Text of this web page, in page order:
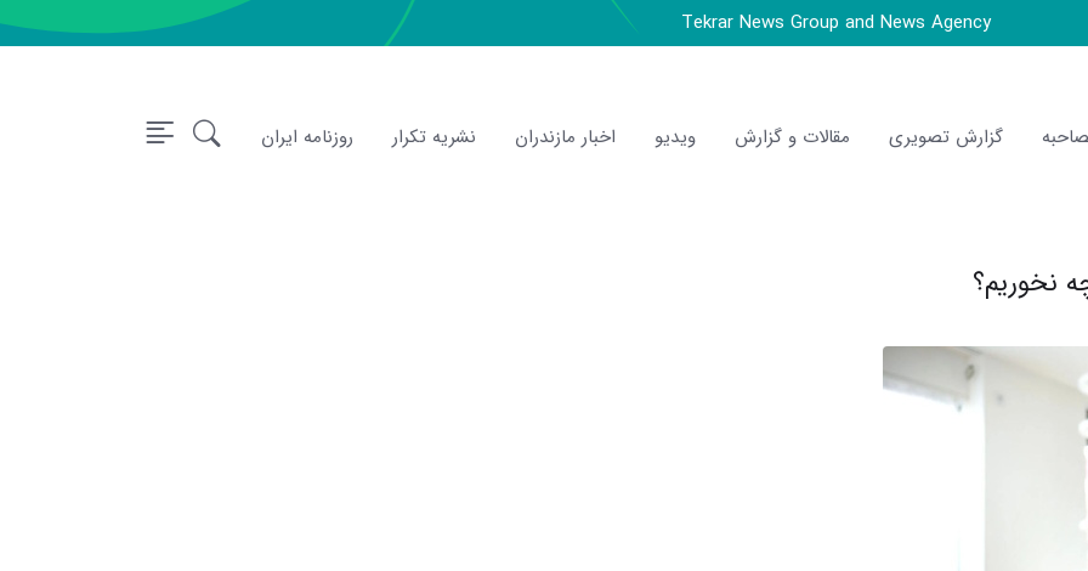
Tekrar News Group and News Agency
گزارش تصویری مقالات و گزارش ویدیو اخبار مازندران نشریه تکرار روزنامه ایران
نخوریم؟